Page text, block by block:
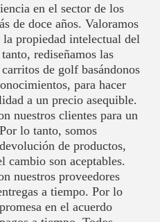
en el sector de los
de doce años. Valoramos
propiedad intelectual del
rediseñamos las
de golf basándonos
para hacer
a un precio asequible.
nuestros clientes para un
lo tanto, somos
de productos,
cambio son aceptables.
nuestros proveedores
a tiempo. Por lo
en el acuerdo